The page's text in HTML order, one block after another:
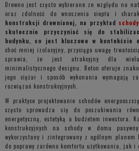
Drewno jest często wybierane ze względu na
oraz zdolność do wnoszenia ciepła i
konstrukcji drewnianej, na przykład
skutecznie przyczyniać się do
budynku, co jest kluczowe w kontekście
choć mniej izolacyjny, przyciąga uwagę
sprawia, że jest atrakcyjny dla wielu
minimalistycznego designu. Beton oferuje
jego ciężar i sposób wykonania wymagają
rozwiązań konstrukcyjnych.
W praktyce projektowanie schodów
często sprowadza się do poszukiwania
energetyczną, estetyką a budżetem inwestora.
konstrukcyjnych na schody w domu
wykorzystany i zintegrowany z ogólnym planem
do poprawy zarówno komfortu użytkowania, jak i